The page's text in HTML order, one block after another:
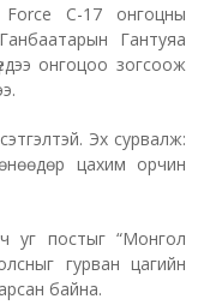
Force C-17 онгоцны
Гантуяа
онгоцоо зогсоож
Эх сурвалж:
цахим орчин
уг постыг “Монгол
гурван цагийн
байна.